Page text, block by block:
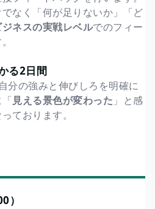
でなく「何が足りないか」「ど
ジネスの実戦レベルでのフィー
る2日間
分の強みと伸びしろを明確に
見える景色が変わった 」と感
ております。
）